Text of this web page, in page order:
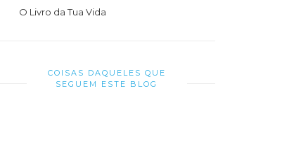
O Livro da Tua Vida
COISAS DAQUELES QUE
SEGUEM ESTE BLOG